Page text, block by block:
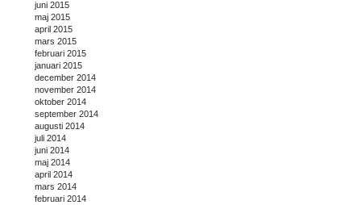
juni 2015
maj 2015
april 2015
mars 2015
februari 2015
januari 2015
december 2014
november 2014
oktober 2014
september 2014
augusti 2014
juli 2014
juni 2014
maj 2014
april 2014
mars 2014
februari 2014